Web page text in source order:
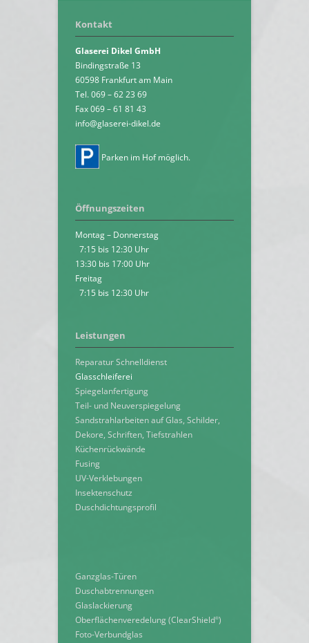
Kontakt
Glaserei Dikel GmbH
Bindingstraße 13
60598 Frankfurt am Main
Tel. 069 – 62 23 69
Fax 069 – 61 81 43
info@glaserei-dikel.de
Parken im Hof möglich.
Öffnungszeiten
Montag – Donnerstag
7:15 bis 12:30 Uhr
13:30 bis 17:00 Uhr
Freitag
7:15 bis 12:30 Uhr
Leistungen
Reparatur Schnelldienst
Glasschleiferei
Spiegelanfertigung
Teil- und Neuverspiegelung
Sandstrahlarbeiten auf Glas, Schilder,
Dekore, Schriften, Tiefstrahlen
Küchenrückwände
Fusing
UV-Verklebungen
Insektenschutz
Duschdichtungsprofil
Ganzglas-Türen
Duschabtrennungen
Glaslackierung
Oberflächenveredelung (ClearShield®)
Foto-Verbundglas